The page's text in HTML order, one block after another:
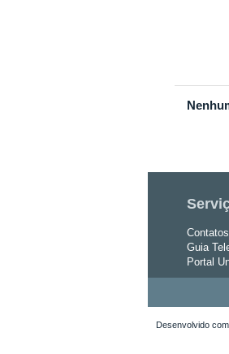
Contatos
Guia
Portal
Desenvolvido